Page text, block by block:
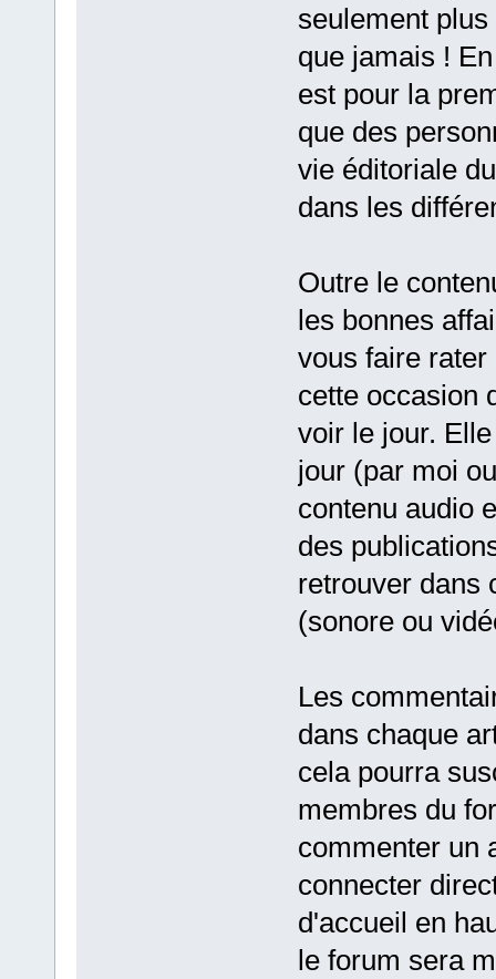
seulement
que jamais !
est pour la
que des
vie éditoriale
dans les
Outre le
les bonnes
vous faire
cette occasion
voir le jour.
jour (par moi
contenu audio
des
retrouver dans
(sonore ou
Les
dans chaque
cela pourra
membres du
commenter un
connecter
d'accueil en
le forum sera